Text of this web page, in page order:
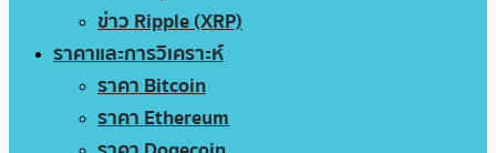
ข่าว Ripple (XRP)
ราคาและการวิเคราะห์
ราคา Bitcoin
ราคา Ethereum